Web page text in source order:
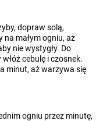
dopraw solą,
na małym ogniu, aż
nie wystygły. Do
cebulę i czosnek.
minut, aż warzywa się
ogniu przez minutę,